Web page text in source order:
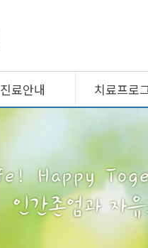
진료안내 치료프로